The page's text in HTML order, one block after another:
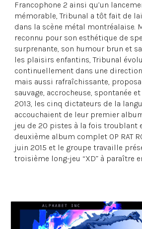
Francophone 2 ainsi qu’un
mémorable, Tribunal a tôt fait de
dans la scène métal montréalaise.
reconnu pour son esthétique de
surprenante, son humour brun et
les plaisirs enfantins, Tribunal
continuellement dans une
mais aussi rafraîchissante,
sauvage, accrocheuse, spontanée
2013, les cinq dictateurs de la
accouchaient de leur premier
jeu de 20 pistes à la fois troublant
deuxième album complet OP RAT
juin 2015 et le groupe travaille
troisième long-jeu “XD” à paraître